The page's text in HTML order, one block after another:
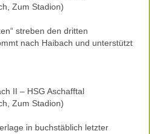
Zum Stadion)
streben den dritten
nach Haibach und unterstützt
II – HSG Aschafftal
Zum Stadion)
in buchstäblich letzter